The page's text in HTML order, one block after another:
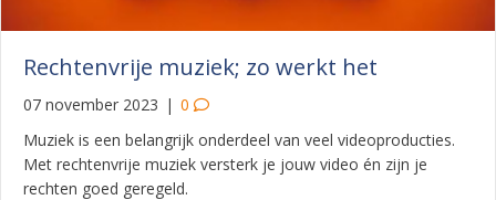
Rechtenvrije muziek; zo werkt het
07 november 2023 | 0
Muziek is een belangrijk onderdeel van veel videoproducties.
Met rechtenvrije muziek versterk je jouw video én zijn je
rechten goed geregeld.